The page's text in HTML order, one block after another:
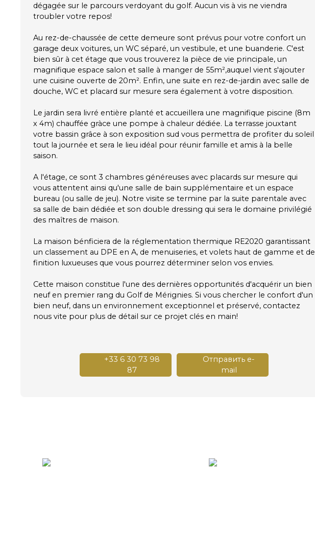
dégagée sur le parcours verdoyant du golf. Aucun vis à vis ne viendra
troubler votre repos!
Au rez-de-chaussée de cette demeure sont prévus pour votre confort un
garage deux voitures, un WC séparé, un vestibule, et une buanderie. C'est
bien sûr à cet étage que vous trouverez la pièce de vie principale, un
magnifique espace salon et salle à manger de 55m²,auquel vient s'ajouter
une cuisine ouverte de 20m². Enfin, une suite en rez-de-jardin avec salle de
douche, WC et placard sur mesure sera également à votre disposition.
Le jardin sera livré entière planté et accueillera une magnifique piscine (8m
x 4m) chauffée gràce une pompe à chaleur dédiée. La terrasse jouxtant
votre bassin grâce à son exposition sud vous permettra de profiter du soleil
tout la journée et sera le lieu idéal pour réunir famille et amis à la belle
saison.
A l'étage, ce sont 3 chambres généreuses avec placards sur mesure qui
vous attentent ainsi qu'une salle de bain supplémentaire et un espace
bureau (ou salle de jeu). Notre visite se termine par la suite parentale avec
sa salle de bain dédiée et son double dressing qui sera le domaine privilégié
des maîtres de maison.
La maison bénficiera de la réglementation thermique RE2020 garantissant
un classement au DPE en A, de menuiseries, et volets haut de gamme et de
finition luxueuses que vous pourrez déterminer selon vos envies.
Cette maison constitue l'une des dernières opportunités d'acquérir un bien
neuf en premier rang du Golf de Mérignies. Si vous chercher le confort d'un
bien neuf, dans un environnement exceptionnel et préservé, contactez
nous vite pour plus de détail sur ce projet clés en main!
+33 6 30 73 98
87
Отправить e-
mail